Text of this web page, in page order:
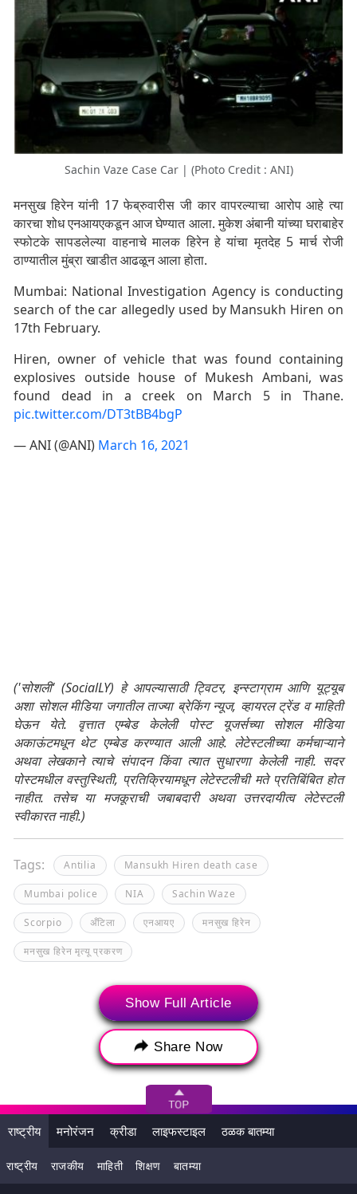
Sachin Vaze Case Car | (Photo Credit : ANI)
मनसुख हिरेन यांनी 17 फेब्रुवारीस जी कार वापरल्याचा आरोप आहे त्या
कारचा शोध एनआयएकडून आज घेण्यात आला. मुकेश अंबानी यांच्या घराबाहेर
स्फोटके सापडलेल्या वाहनाचे मालक हिरेन हे यांचा मृतदेह 5 मार्च रोजी
ठाण्यातील मुंब्रा खाडीत आढळून आला होता.
Mumbai: National Investigation Agency is conducting
search of the car allegedly used by Mansukh Hiren on
17th February.
Hiren, owner of vehicle that was found containing
explosives outside house of Mukesh Ambani, was
found dead in a creek on March 5 in Thane.
pic.twitter.com/DT3tBB4bgP
— ANI (@ANI) March 16, 2021
('सोशली' (SocialLY) हे आपल्यासाठी ट्विटर, इन्स्टाग्राम आणि यूट्यूब
अशा सोशल मीडिया जगातील ताज्या ब्रेकिंग न्यूज, व्हायरल ट्रेंड व माहिती
घेऊन येते. वृत्तात एम्बेड केलेली पोस्ट यूजर्सच्या सोशल मीडिया
अकाऊंटमधून थेट एम्बेड करण्यात आली आहे. लेटेस्टलीच्या कर्मचाऱ्याने
अथवा लेखकाने त्याचे संपादन किंवा त्यात सुधारणा केलेली नाही. सदर
पोस्टमधील वस्तुस्थिती, प्रतिक्रियामधून लेटेस्टलीची मते प्रतिबिंबित होत
नाहीत. तसेच या मजकूराची जबाबदारी अथवा उत्तरदायीत्व लेटेस्टली
स्वीकारत नाही.)
Tags: Antilia Mansukh Hiren death case
Mumbai police NIA Sachin Waze
Scorpio अँटिला एनआयए मनसुख हिरेन
मनसुख हिरेन मृत्यू प्रकरण
Show Full Article
Share Now
राष्ट्रीय मनोरंजन क्रीडा लाइफस्टाइल ठळक बातम्या
राष्ट्रीय राजकीय माहिती शिक्षण बातम्या